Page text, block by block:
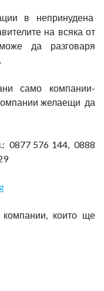
в непринудена
на всяка от
да разговаря
само компании-
желаещи да
0877 576 144, 0888
компании, които ще